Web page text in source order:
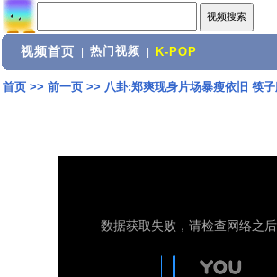
视频首页 热门视频 K-POP
首页>> 前一页>> 八卦:郑爽现身片场暴瘦依旧 筷